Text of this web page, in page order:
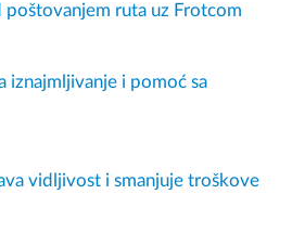
ruta uz Frotcom
iznajmljivanje i pomoć sa
vidljivost i smanjuje troškove